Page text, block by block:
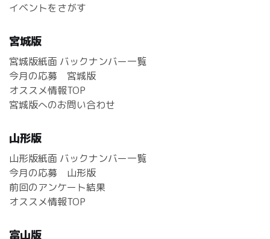
イベントをさがす
宮城版
宮城版紙面 バックナンバー一覧
今月の応募 宮城版
オススメ情報TOP
宮城版へのお問い合わせ
山形版
山形版紙面 バックナンバー一覧
今月の応募 山形版
前回のアンケート結果
オススメ情報TOP
富山版